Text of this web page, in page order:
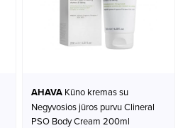
AHAVA
Negyvosios jūros purvu Clineral
PSO Body Cream 200ml